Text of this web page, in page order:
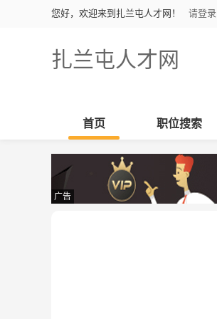
您好，欢迎来到扎兰屯人才网！ 请登录
扎兰屯人才网
首页 职位搜索
广告